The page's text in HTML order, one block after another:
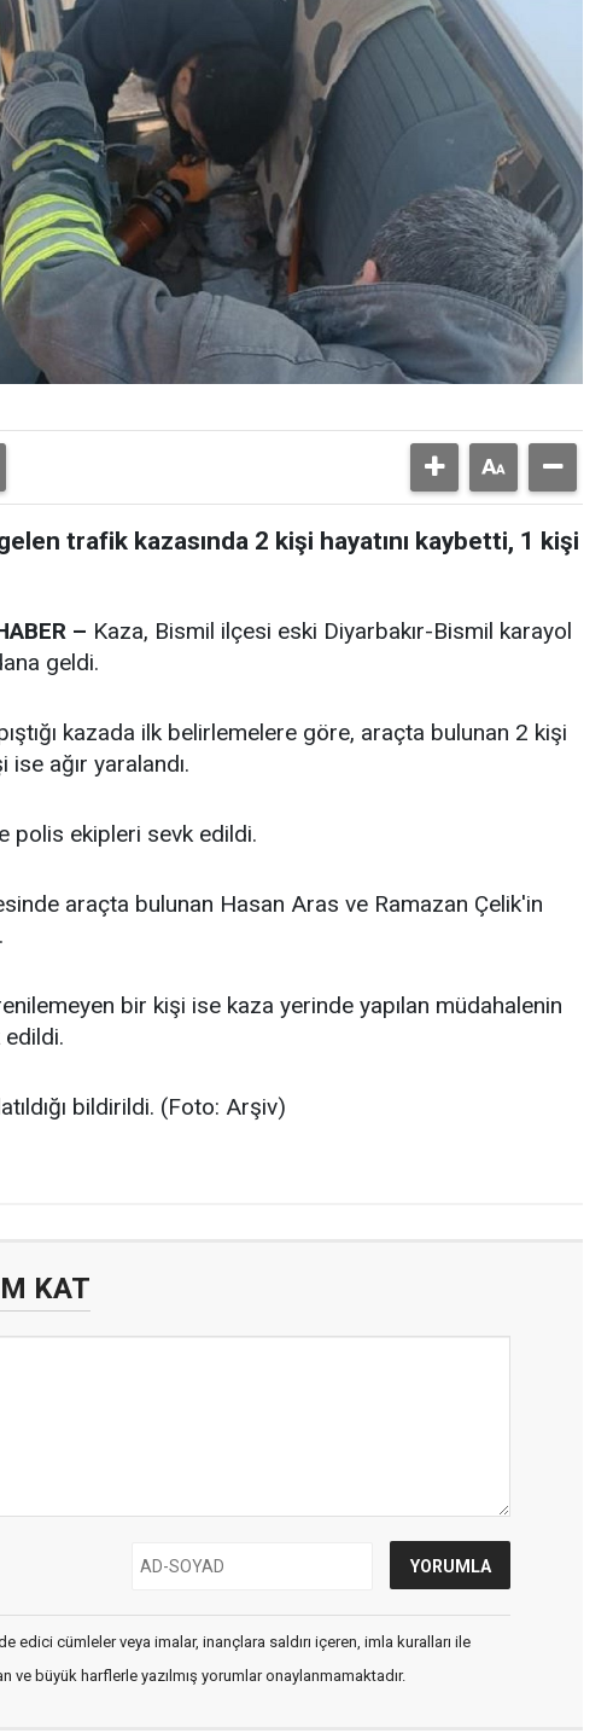
trafik kazasında 2 kişi hayatını kaybetti, 1 kişi
– Kaza, Bismil ilçesi eski Diyarbakır-Bismil karayol
geldi.
kazada ilk belirlemelere göre, araçta bulunan 2 kişi
ise ağır yaralandı.
polis ekipleri sevk edildi.
araçta bulunan Hasan Aras ve Ramazan Çelik'in
bir kişi ise kaza yerinde yapılan müdahalenin
edildi.
bildirildi. (Foto: Arşiv)
KAT
edici cümleler veya imalar, inançlara saldırı içeren, imla kuralları ile
ve büyük harflerle yazılmış yorumlar onaylanmamaktadır.